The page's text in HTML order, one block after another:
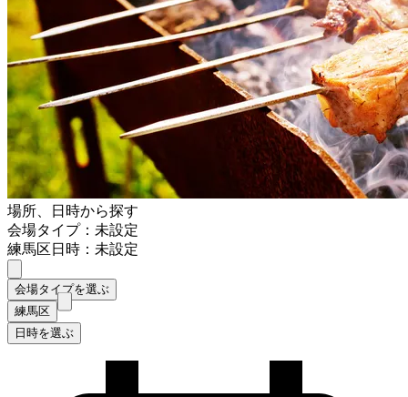
場所、日時から探す
会場タイプ：未設定
練馬区日時：未設定
会場タイプを選ぶ
練馬区
日時を選ぶ